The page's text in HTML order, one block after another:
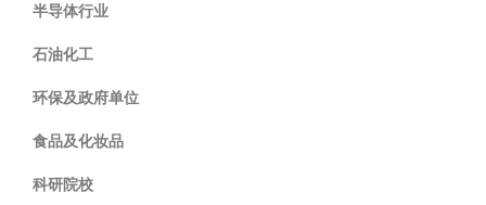
半导体行业
石油化工
环保及政府单位
食品及化妆品
科研院校